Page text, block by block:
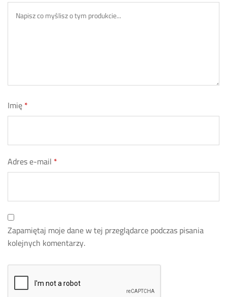
Imię*
Adres e-mail *
Zapamiętaj moje dane w tej przeglądarce podczas pisania
kolejnych komentarzy.